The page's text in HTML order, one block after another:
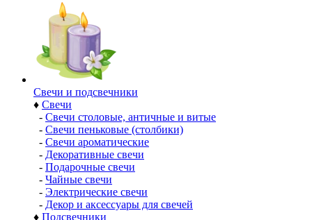
Свечи и подсвечники
♦ Свечи
- Свечи столовые, античные и витые
- Свечи пеньковые (столбики)
- Свечи ароматические
- Декоративные свечи
- Подарочные свечи
- Чайные свечи
- Электрические свечи
- Декор и аксессуары для свечей
♦ Подсвечники